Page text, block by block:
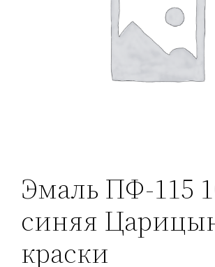
Эмаль ПФ-115
синяя
краски